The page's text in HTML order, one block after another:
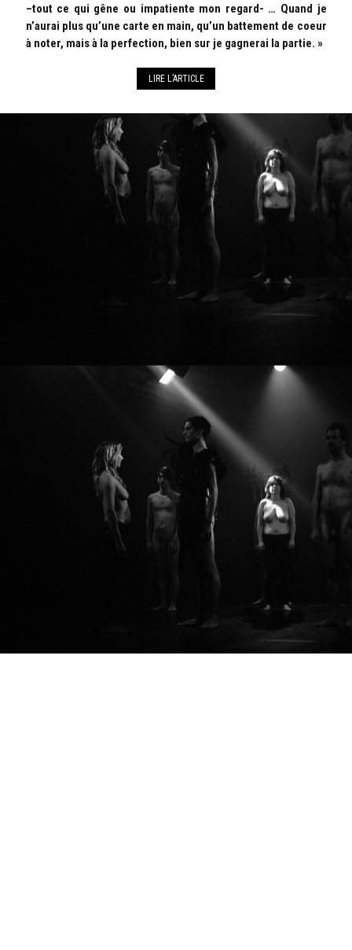
–tout ce qui gêne ou impatiente mon regard- … Quand je
n’aurai plus qu’une carte en main, qu’un battement de coeur
à noter, mais à la perfection, bien sur je gagnerai la partie. »
LIRE L’ARTICLE